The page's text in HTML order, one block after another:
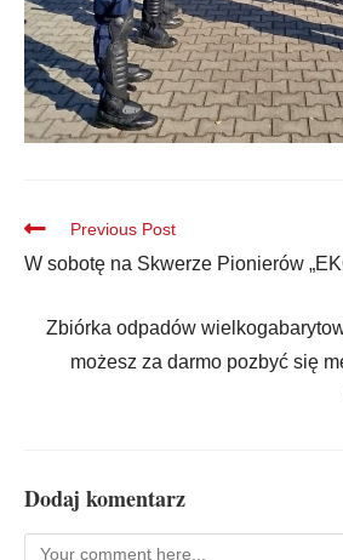
Previous Post
W sobotę na Skwerze Pionierów
Zbiórka odpadów
możesz za darmo pozbyć się
Dodaj komentarz